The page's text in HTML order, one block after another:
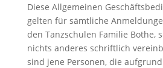
Diese Allgemeinen
gelten für sämtliche
den Tanzschulen Familie Bothe,
nichts anderes schriftlich
sind jene Personen, die